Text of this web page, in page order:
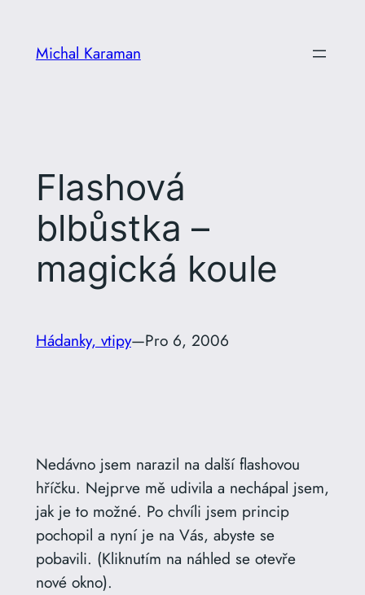
obsahMichal Karaman
Flashová
blbůstka –
magická koule
Hádanky, vtipy—Pro 6, 2006
Nedávno jsem narazil na další flashovou
hříčku. Nejprve mě udivila a nechápal jsem,
jak je to možné. Po chvíli jsem princip
pochopil a nyní je na Vás, abyste se
pobavili. (Kliknutím na náhled se otevře
nové okno).